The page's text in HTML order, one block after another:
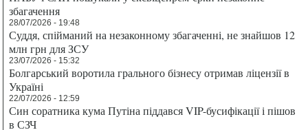
збагачення
28/07/2026 - 19:48
Суддя, спійманий на незаконному збагаченні, не знайшов 12
млн грн для ЗСУ
23/07/2026 - 15:32
Болгарський воротила грального бізнесу отримав ліцензії в
Україні
22/07/2026 - 12:59
Син соратника кума Путіна піддався VIP-бусифікації і пішов
в СЗЧ